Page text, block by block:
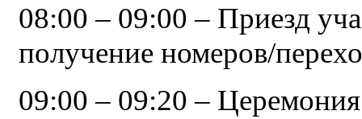
08:00 – 09:00 – Приезд
получение номеров/
09:00 – 09:20 –